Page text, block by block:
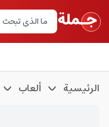
الرئيسية ألعاب